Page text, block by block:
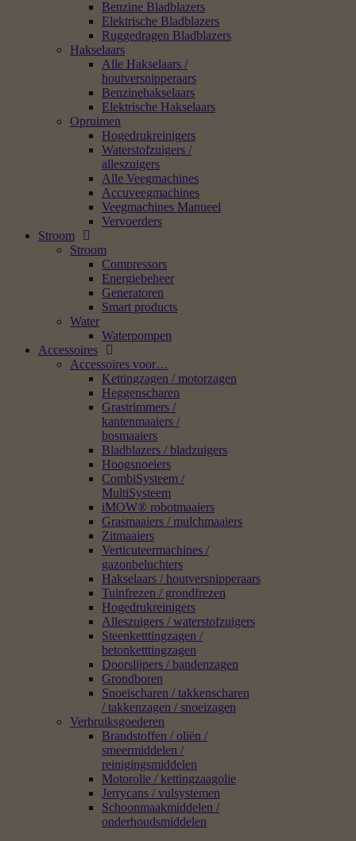
Benzine Bladblazers
Elektrische Bladblazers
Ruggedragen Bladblazers
Hakselaars
Alle Hakselaars /
houtversnipperaars
Benzinehakselaars
Elektrische Hakselaars
Opruimen
Hogedrukreinigers
Waterstofzuigers /
alleszuigers
Alle Veegmachines
Accuveegmachines
Veegmachines Manueel
Vervoerders
Stroom
Stroom
Compressors
Energiebeheer
Generatoren
Smart products
Water
Waterpompen
Accessoires
Accessoires voor…
Kettingzagen / motorzagen
Heggenscharen
Grastrimmers /
kantenmaaiers /
bosmaaiers
Bladblazers / bladzuigers
Hoogsnoeiers
CombiSysteem /
MultiSysteem
iMOW® robotmaaiers
Grasmaaiers / mulchmaaiers
Zitmaaiers
Verticuteermachines /
gazonbeluchters
Hakselaars / houtversnipperaars
Tuinfrezen / grondfrezen
Hogedrukreinigers
Alleszuigers / waterstofzuigers
Steenketttingzagen /
betonketttingzagen
Doorslijpers / bandenzagen
Grondboren
Snoeischaren / takkenscharen
/ takkenzagen / snoeizagen
Verbruiksgoederen
Brandstoffen / oliën /
smeermiddelen /
reinigingsmiddelen
Motorolie / kettingzaagolie
Jerrycans / vulsystemen
Schoonmaakmiddelen /
onderhoudsmiddelen